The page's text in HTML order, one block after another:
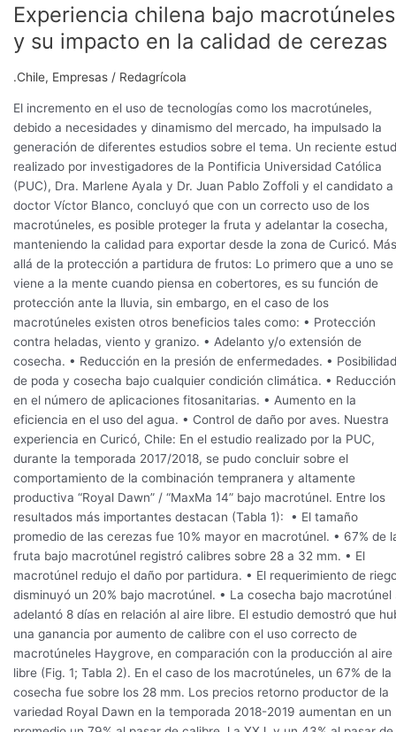
Experiencia chilena bajo macrotúneles
y su impacto en la calidad de cerezas
.Chile, Empresas / Redagrícola
El incremento en el uso de tecnologías como los macrotúneles,
debido a necesidades y dinamismo del mercado, ha impulsado la
generación de diferentes estudios sobre el tema. Un reciente
realizado por investigadores de la Pontificia Universidad Católica
(PUC), Dra. Marlene Ayala y Dr. Juan Pablo Zoffoli y el candidato a
doctor Víctor Blanco, concluyó que con un correcto uso de los
macrotúneles, es posible proteger la fruta y adelantar la cosecha,
manteniendo la calidad para exportar desde la zona de Curicó. Más
allá de la protección a partidura de frutos: Lo primero que a uno se
viene a la mente cuando piensa en cobertores, es su función de
protección ante la lluvia, sin embargo, en el caso de los
macrotúneles existen otros beneficios tales como: • Protección
contra heladas, viento y granizo. • Adelanto y/o extensión de
cosecha. • Reducción en la presión de enfermedades. • Posibilidad
de poda y cosecha bajo cualquier condición climática. • Reducción
en el número de aplicaciones fitosanitarias. • Aumento en la
eficiencia en el uso del agua. • Control de daño por aves. Nuestra
experiencia en Curicó, Chile: En el estudio realizado por la PUC,
durante la temporada 2017/2018, se pudo concluir sobre el
comportamiento de la combinación tempranera y altamente
productiva “Royal Dawn” / “MaxMa 14” bajo macrotúnel. Entre los
resultados más importantes destacan (Tabla 1): • El tamaño
promedio de las cerezas fue 10% mayor en macrotúnel. • 67% de
fruta bajo macrotúnel registró calibres sobre 28 a 32 mm. • El
macrotúnel redujo el daño por partidura. • El requerimiento de
disminuyó un 20% bajo macrotúnel. • La cosecha bajo macrotúnel
adelantó 8 días en relación al aire libre. El estudio demostró que
una ganancia por aumento de calibre con el uso correcto de
macrotúneles Haygrove, en comparación con la producción al aire
libre (Fig. 1; Tabla 2). En el caso de los macrotúneles, un 67% de la
cosecha fue sobre los 28 mm. Los precios retorno productor de la
variedad Royal Dawn en la temporada 2018-2019 aumentan en un